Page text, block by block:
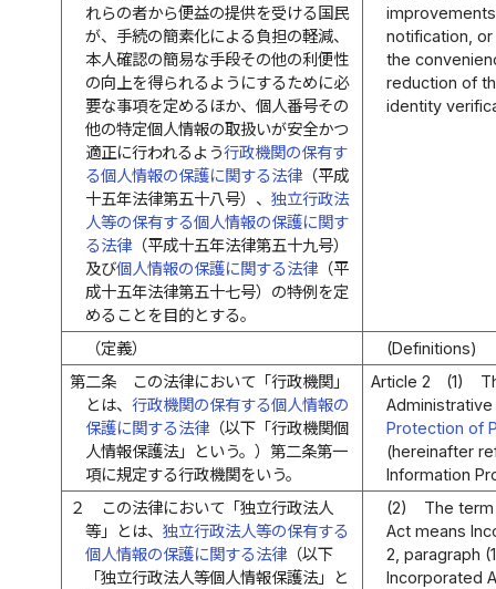
れらの者から便益の提供を受ける国民
が、手続の簡素化による負担の軽減、
本人確認の簡易な手段その他の利便性
の向上を得られるようにするために必
要な事項を定めるほか、個人番号その
他の特定個人情報の取扱いが安全かつ
適正に行われるよう行政機関の保有す
る個人情報の保護に関する法律（平成
十五年法律第五十八号）、独立行政法
人等の保有する個人情報の保護に関す
る法律（平成十五年法律第五十九号）
及び個人情報の保護に関する法律（平
成十五年法律第五十七号）の特例を定
めることを目的とする。
notification,
the
reduction of
identity
（定義）
(Definitions)
第二条
この法律において「行政機関」
とは、行政機関の保有する個人情報の
保護に関する法律（以下「行政機関個
人情報保護法」という。）第二条第一
項に規定する行政機関をいう。
Article 2 (1)
Protection of
(hereinafter
Information
２
この法律において「独立行政法人
等」とは、独立行政法人等の保有する
個人情報の保護に関する法律（以下
「独立行政法人等個人情報保護法」と
(2)
The
Act means
2, paragraph
Incorporated